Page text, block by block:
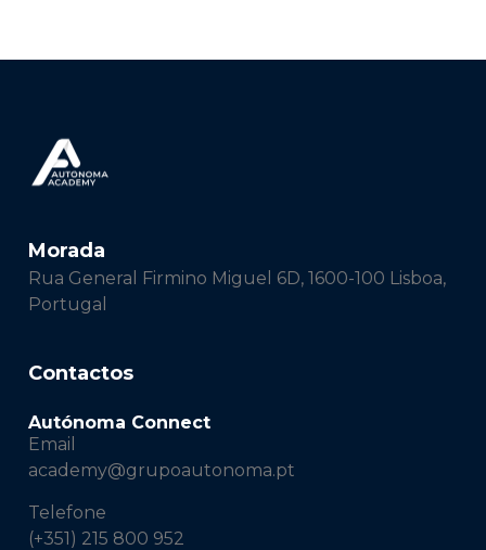
Morada
Rua General Firmino Miguel 6D, 1600-100 Lisboa,
Portugal
Contactos
Autónoma Connect
Email
academy@grupoautonoma.pt
Telefone
(+351) 215 800 952